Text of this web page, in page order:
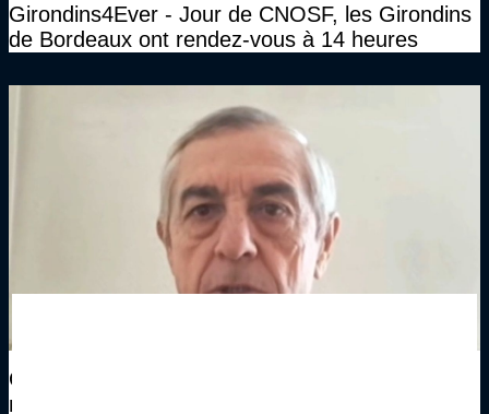
Girondins4Ever - Jour de CNOSF, les Girondins
de Bordeaux ont rendez-vous à 14 heures
Girondins4Ever - Alain Giresse explique sa
mission de nouveau Directeur Technique du